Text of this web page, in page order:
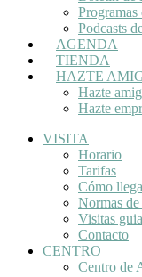
Podcasts
AGENDA
TIENDA
HAZTE
Hazte
Hazte
VISITA
Horario
Tarifas
Cómo
Normas de
Visitas
Contacto
CENTRO
Centro de